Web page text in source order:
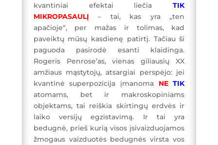
kvantiniai efektai liečiaTIK
MIKROPASAULĮ – tai, kas yra „ten
apačioje“, per mažas ir tolimas, kad
paveiktų mūsų kasdienę patirtį. Tačiau ši
paguoda pasirodė esanti klaidinga.
Rogeris Penrose’as, vienas giliausių XX
amžiaus mąstytojų, atsargiai perspėjo: jei
kvantinė superpozicija įmanoma NE TIK
atomams, bet ir makroskopiniams
objektams, tai reiškia skirtingų erdvės ir
laiko versijų egzistavimą. Ir tai yra
bedugnė, prieš kurią visos įsivaizduojamos
žmogaus vaizduotės bedugnės virsta vos